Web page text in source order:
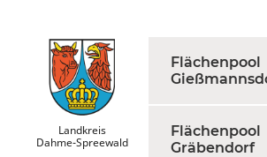
Landkreis
Dahme-Spreewald
Flächenpool
Flächenpool
Gräbendorf